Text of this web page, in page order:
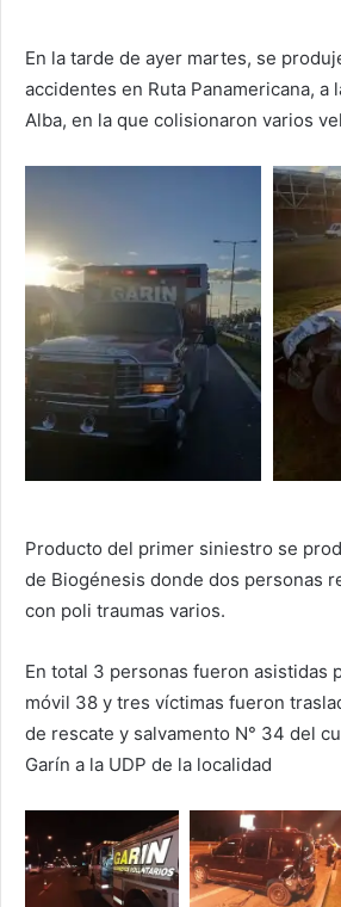
En la tarde de ayer martes, se
accidentes en Ruta Panamericana, a
Alba, en la que colisionaron varios
Producto del primer siniestro se
de Biogénesis donde dos personas
con poli traumas varios.
En total 3 personas fueron asistidas
móvil 38 y tres víctimas fueron
de rescate y salvamento N° 34 del
Garín a la UDP de la localidad